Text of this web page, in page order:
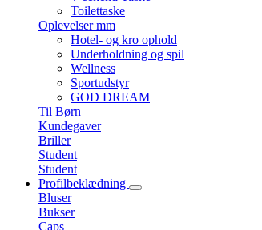
Toilettaske
Oplevelser mm
Hotel- og kro ophold
Underholdning og spil
Wellness
Sportudstyr
GOD DREAM
Til Børn
Kundegaver
Briller
Student
Student
Profilbeklædning
Bluser
Bukser
Caps